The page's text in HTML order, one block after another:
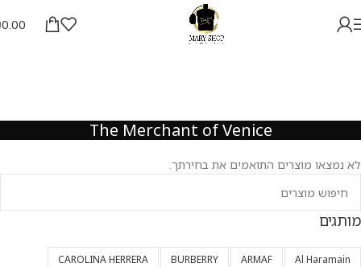
0.00
The Merchant of Venice
לא נמצאו מוצרים התואמים את בחירתך.
מותגים
Al Haramain
ARMAF
BURBERRY
CAROLINA HERRERA